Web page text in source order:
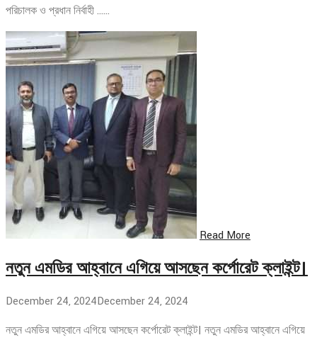
পরিচালক ও প্রধান নির্বাহী ……
Read More
নতুন এমডির আহ্বানে এগিয়ে আসছেন কর্পোরেট ক্লাইন্ট।
December 24, 2024December 24, 2024
নতুন এমডির আহ্বানে এগিয়ে আসছেন কর্পোরেট ক্লাইন্ট। নতুন এমডির আহ্বানে এগিয়ে